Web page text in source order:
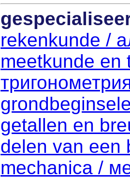
rekenkunde /
meetkunde en
getallen en
delen van een
mechanica /